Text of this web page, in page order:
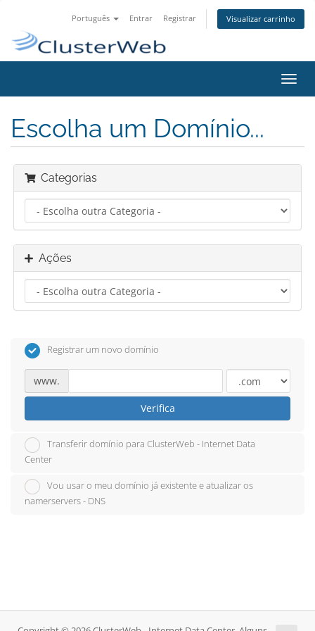
Português Entrar Registrar Visualizar carrinho
Escolha um Domínio...
Categorias
Ações
Registrar um novo domínio
www.
Verifica
Transferir domínio para ClusterWeb - Internet Data
Center
Vou usar o meu domínio já existente e atualizar os
namerservers - DNS